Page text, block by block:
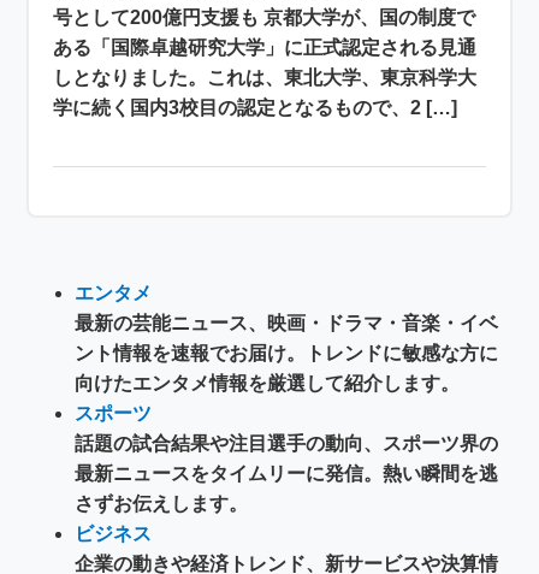
号として200億円支援も 京都大学が、国の制度で
ある「国際卓越研究大学」に正式認定される見通
しとなりました。これは、東北大学、東京科学大
学に続く国内3校目の認定となるもので、2 […]
エンタメ
最新の芸能ニュース、映画・ドラマ・音楽・イベ
ント情報を速報でお届け。トレンドに敏感な方に
向けたエンタメ情報を厳選して紹介します。
スポーツ
話題の試合結果や注目選手の動向、スポーツ界の
最新ニュースをタイムリーに発信。熱い瞬間を逃
さずお伝えします。
ビジネス
企業の動きや経済トレンド、新サービスや決算情